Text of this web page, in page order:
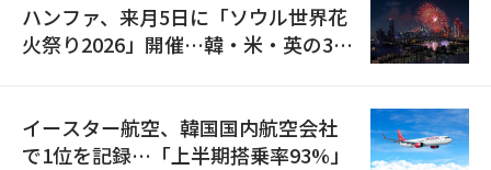
ハンファ、来月5日に「ソウル世界花
火祭り2026」開催…韓・米・英の3カ
イースター航空、韓国国内航空会社
で1位を記録…「上半期搭乗率93%」